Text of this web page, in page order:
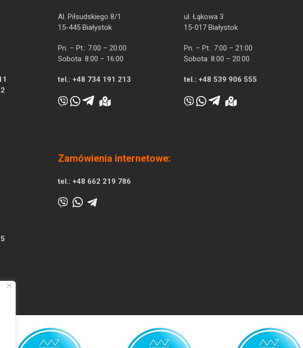
Al. Piłsudskiego 8/1
15-445 Białystok
Pn. – Pt.: 7:00 – 20:00
Sobota: 8:00 – 16:00
tel.: +48 734 191 213
ul. Łąkowa 3
15-017 Białystok
Pn. – Pt.: 7:00 – 21:00
Sobota: 8:00 – 20:00
tel.: +48 539 906 555
Zamówienia internetowe:
tel.: +48 662 219 786